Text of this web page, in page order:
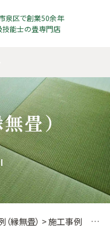
泉区で創業50余年
技能士の畳専門店
畳）
縁無畳） >施工事例 仙台市宮城野区U様縁なし畳入替